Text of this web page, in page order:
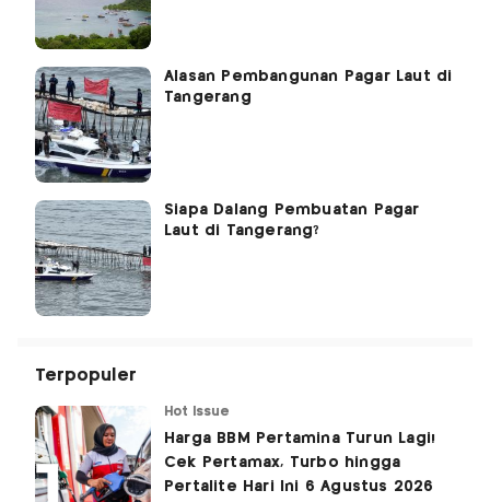
Alasan Pembangunan Pagar Laut di
Tangerang
Siapa Dalang Pembuatan Pagar
Laut di Tangerang?
Terpopuler
Hot Issue
Harga BBM Pertamina Turun Lagi!
Cek Pertamax, Turbo hingga
Pertalite Hari Ini 6 Agustus 2026